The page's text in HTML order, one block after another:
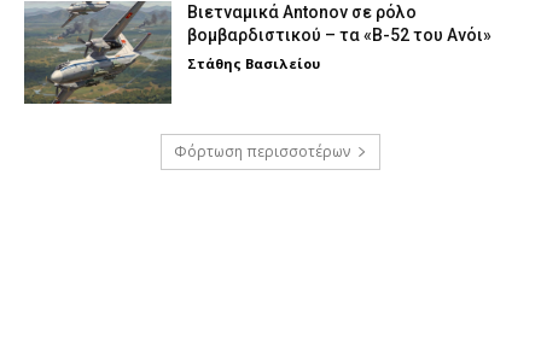
Βιετναμικά Antonov σε ρόλο
βομβαρδιστικού – τα «Β-52 του Ανόι»
Στάθης Βασιλείου
Φόρτωση περισσοτέρων